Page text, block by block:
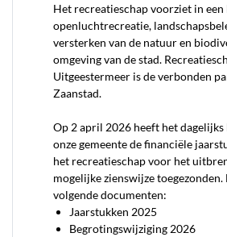
Het recreatieschap voorziet in een
openluchtrecreatie,
versterken van de natuur en
omgeving van de stad.
Uitgeestermeer is de verbonden
Zaanstad.
Op 2 april 2026 heeft het
onze gemeente de financiële
het recreatieschap voor het
mogelijke zienswijze
volgende documenten:
Jaarstukken 2025
Begrotingswijziging 2026